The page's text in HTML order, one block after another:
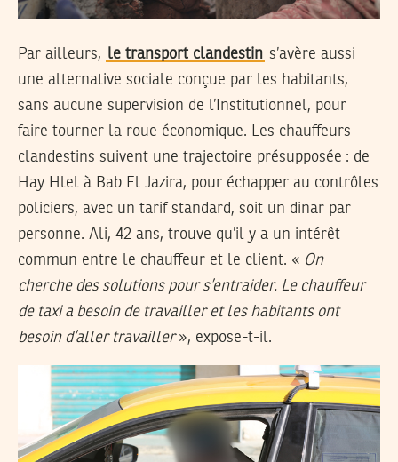
Par ailleurs, le transport clandestin s’avère aussi
une alternative sociale conçue par les habitants,
sans aucune supervision de l’Institutionnel, pour
faire tourner la roue économique. Les chauffeurs
clandestins suivent une trajectoire présupposée : de
Hay Hlel à Bab El Jazira, pour échapper au contrôles
policiers, avec un tarif standard, soit un dinar par
personne. Ali, 42 ans, trouve qu’il y a un intérêt
commun entre le chauffeur et le client. « On
cherche des solutions pour s’entraider. Le chauffeur
de taxi a besoin de travailler et les habitants ont
besoin d’aller travailler», expose-t-il.